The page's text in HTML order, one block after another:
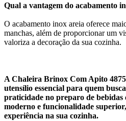
Qual a vantagem do acabamento
O acabamento inox areia oferece
manchas, além de proporcionar um
valoriza a decoração da sua cozinha.
A Chaleira Brinox Com Apito
utensílio essencial para quem
praticidade no preparo de bebidas
moderno e funcionalidade
experiência na sua cozinha.